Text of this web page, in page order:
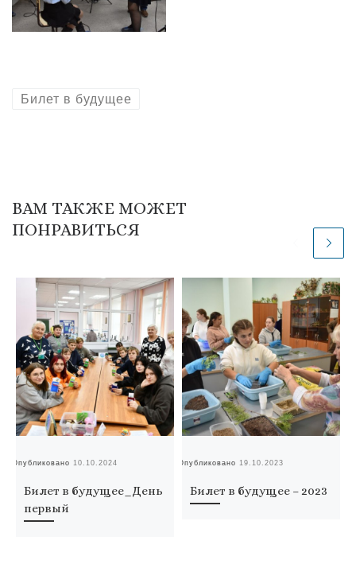
Билет в будущее
ВАМ ТАКЖЕ МОЖЕТ
ПОНРАВИТЬСЯ
Опубликовано 10.10.2024
Билет в будущее_День
первый
Опубликовано 19.10.2023
Билет в будущее – 2023